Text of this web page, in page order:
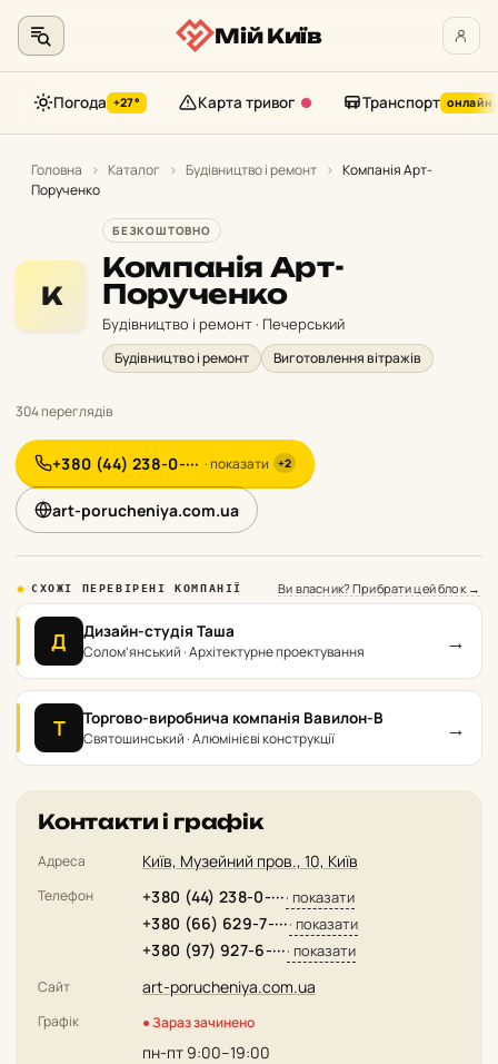
контенту
Мій Київ
Погода +27° Карта тривог Транспорт онлайн
Головна › Каталог › Будівництво і ремонт › Компанія Арт-
Порученко
К
БЕЗКОШТОВНО
Компанія Арт-
Порученко
Будівництво і ремонт · Печерський
Будівництво і ремонт Виготовлення вітражів
304 переглядів
+380 (44) 238-0-··· · показати +2
art-porucheniya.com.ua
СХОЖІ ПЕРЕВІРЕНІ КОМПАНІЇ Ви власник? Прибрати цей блок →
Д Дизайн-студія Таша
Солом’янський · Архітектурне проектування →
Т Торгово-виробнича компанія Вавилон-В
Святошинський · Алюмінієві конструкції →
Контакти і графік
Адреса Київ, Музейний пров., 10, Київ
Телефон +380 (44) 238-0-···· показати
+380 (66) 629-7-···· показати
+380 (97) 927-6-···· показати
Сайт art-porucheniya.com.ua
Графік ● Зараз зачинено
пн-пт 9:00–19:00